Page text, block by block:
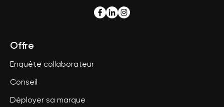
Offre
Enquête collaborateur
Conseil
Déployer sa marque